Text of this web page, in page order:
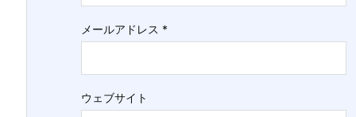
メールアドレス *
ウェブサイト